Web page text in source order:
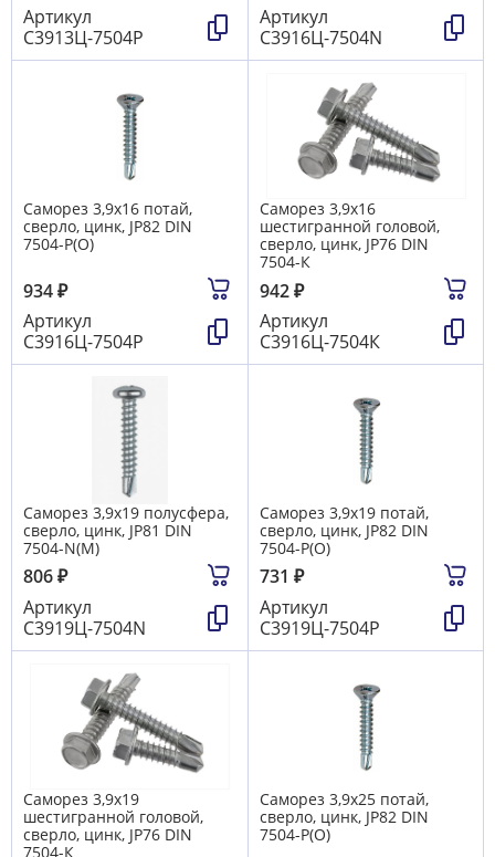
Артикул
С3913Ц-7504Р
Артикул
С3916Ц-7504N
Саморез 3,9х16 потай,
сверло, цинк, JP82 DIN
7504-P(О)
934₽
Артикул
С3916Ц-7504Р
Саморез 3,9х16
шестигранной головой,
сверло, цинк, JP76 DIN
7504-К
942₽
Артикул
С3916Ц-7504К
Саморез 3,9х19 полусфера,
сверло, цинк, JP81 DIN
7504-N(М)
806₽
Артикул
С3919Ц-7504N
Саморез 3,9х19 потай,
сверло, цинк, JP82 DIN
7504-P(О)
731 ₽
Артикул
С3919Ц-7504Р
Саморез 3,9х19
шестигранной головой,
сверло, цинк, JP76 DIN
7504-К
Саморез 3,9х25 потай,
сверло, цинк, JP82 DIN
7504-P(О)